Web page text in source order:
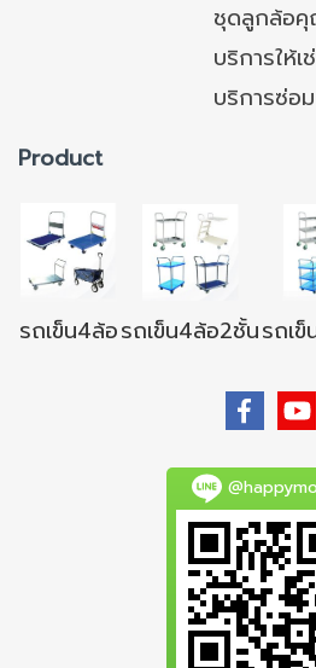
ชุดลูกล้อ
บริการให้เ
บริการซ่อม
Product
รถเข็น4ล้อรถเข็น4ล้อ2ชั้นรถเ